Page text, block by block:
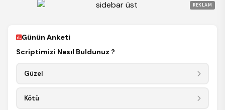
REKLAM
Günün Anketi
Scriptimizi Nasıl Buldunuz ?
Güzel
Kötü